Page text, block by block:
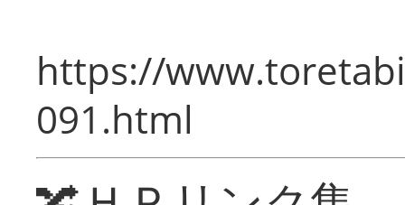
https://
091.html